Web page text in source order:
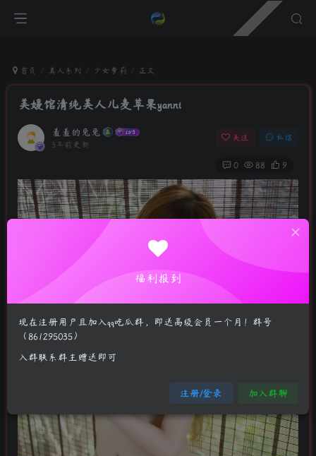
首页 真人系列 少女萝莉 正文
美媛馆清纯美人儿麦苹果yanni
羞羞的兔兔
3年前更新
关注 私信
0 88 9
福利报到
现在注册用户且加入qq吃瓜群，即送高级会员一个月！群号
（861295035）
入群联系群主赠送即可
注册/登录 加入群聊